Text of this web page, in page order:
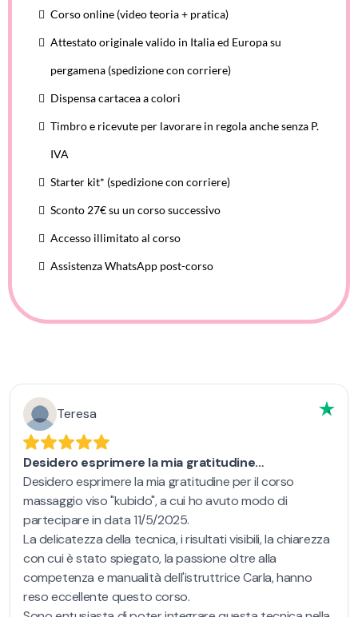
Corso online (video teoria + pratica)
Attestato originale valido in Italia ed Europa su
pergamena (spedizione con corriere)
Dispensa cartacea a colori
Timbro e ricevute per lavorare in regola anche senza P.
IVA
Starter kit* (spedizione con corriere)
Sconto 27€ su un corso successivo
Accesso illimitato al corso
Assistenza WhatsApp post-corso